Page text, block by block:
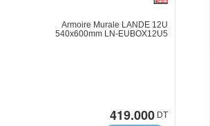
Armoire Murale LANDE 12U
540x600mm LN-EUBOX12U5
419.000 DT